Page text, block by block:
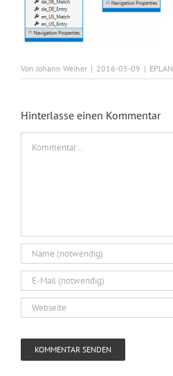
VonJohann Weiher | 2016-05-09 | EPLAN
Hinterlasse einen Kommentar